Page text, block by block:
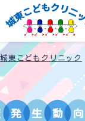
城東こどもクリニック
発 生 動 向